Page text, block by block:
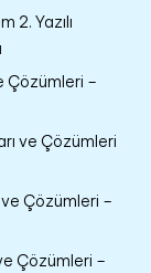
2. Yazılı
Çözümleri –
ve Çözümleri
ve Çözümleri –
ve Çözümleri –